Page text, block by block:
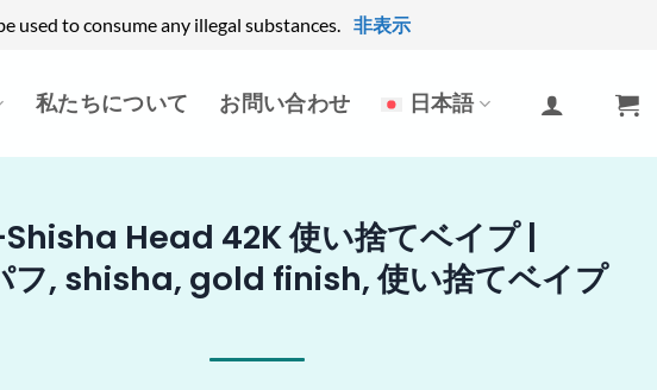
used to consume any illegal substances. 非表示
私たちについて お問い合わせ 日本語
Head 42K 使い捨てベイプ |
フ, shisha, gold finish, 使い捨てベイプ